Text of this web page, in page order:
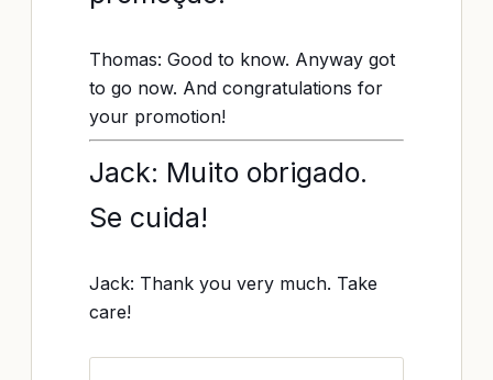
Thomas: Good to know. Anyway got
to go now. And congratulations for
your promotion!
Jack: Muito obrigado.
Se cuida!
Jack: Thank you very much. Take
care!